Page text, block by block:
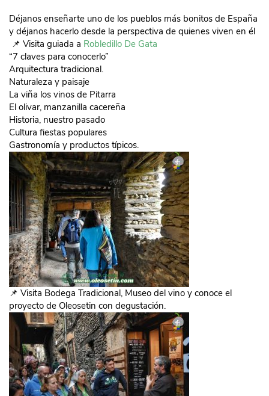
Déjanos enseñarte uno de los pueblos más bonitos de España
y déjanos hacerlo desde la perspectiva de quienes viven en él
📌 Visita guiada a Robledillo De Gata
“7 claves para conocerlo”
Arquitectura tradicional.
Naturaleza y paisaje
La viña los vinos de Pitarra
El olivar, manzanilla cacereña
Historia, nuestro pasado
Cultura fiestas populares
Gastronomía y productos típicos.
📌 Visita Bodega Tradicional, Museo del vino y conoce el
proyecto de Oleosetin con degustación.